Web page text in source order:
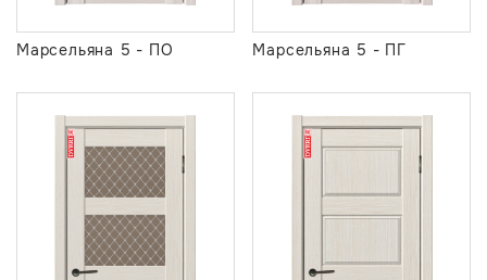
Марсельяна 5 - ПО Марсельяна 5 - ПГ